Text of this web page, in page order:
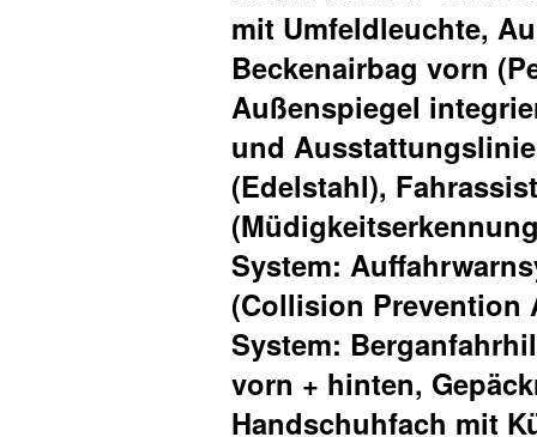
mit Umfeldleuchte,
Beckenairbag vorn
Außenspiegel
und
(Edelstahl),
System:
(Collision Prevention
System:
vorn + hinten,
Handschuhfach mit